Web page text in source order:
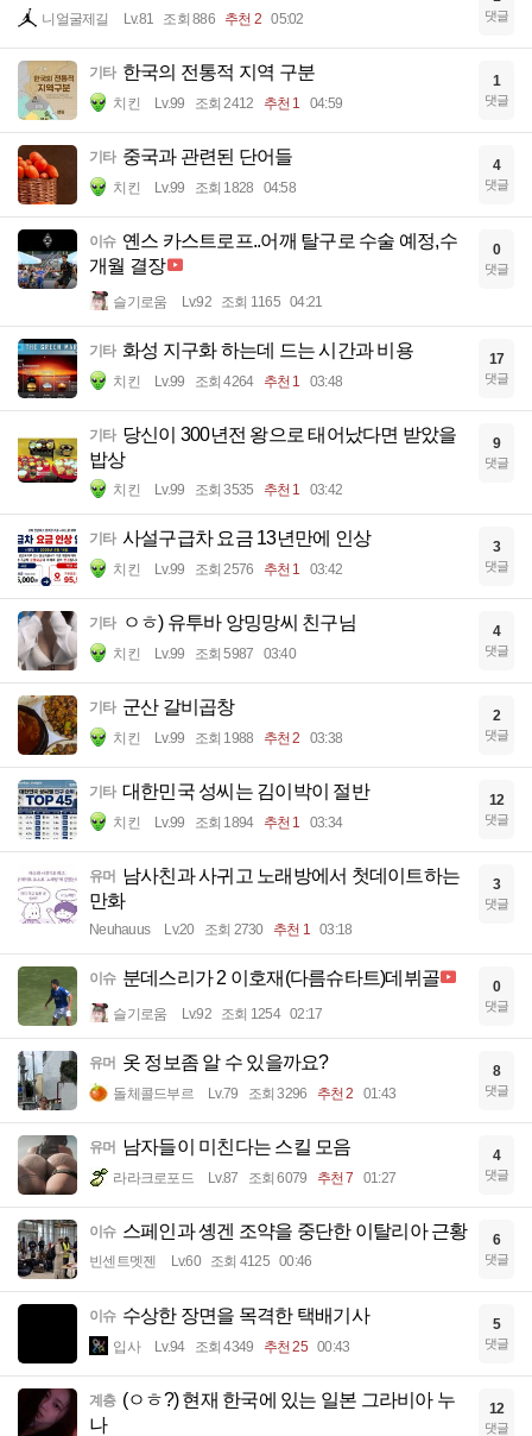
니얼굴제길 Lv.81 조회 886 추천 2 05:02 댓글
기타 한국의 전통적 지역 구분
치킨 Lv.99 조회 2412 추천 1 04:59
1
댓글
기타 중국과 관련된 단어들
치킨 Lv.99 조회 1828 04:58
4
댓글
이슈 옌스 카스트로프..어깨 탈구로 수술 예정,수
개월 결장
슬기로움 Lv.92 조회 1165 04:21
0
댓글
기타 화성 지구화 하는데 드는 시간과 비용
치킨 Lv.99 조회 4264 추천 1 03:48
17
댓글
기타 당신이 300년전 왕으로 태어났다면 받았을
밥상
치킨 Lv.99 조회 3535 추천 1 03:42
9
댓글
기타 사설구급차 요금 13년만에 인상
치킨 Lv.99 조회 2576 추천 1 03:42
3
댓글
기타 ㅇㅎ) 유투바 앙밍망씨 친구님
치킨 Lv.99 조회 5987 03:40
4
댓글
기타 군산 갈비곱창
치킨 Lv.99 조회 1988 추천 2 03:38
2
댓글
기타 대한민국 성씨는 김이박이 절반
치킨 Lv.99 조회 1894 추천 1 03:34
12
댓글
유머 남사친과 사귀고 노래방에서 첫데이트하는
만화
Neuhauus Lv.20 조회 2730 추천 1 03:18
3
댓글
이슈 분데스리가 2 이호재(다름슈타트)데뷔골
슬기로움 Lv.92 조회 1254 02:17
0
댓글
유머 옷 정보좀 알 수 있을까요?
돌체콜드부르 Lv.79 조회 3296 추천 2 01:43
8
댓글
유머 남자들이 미친다는 스킬 모음
라라크로포드 Lv.87 조회 6079 추천 7 01:27
4
댓글
이슈 스페인과 솅겐 조약을 중단한 이탈리아 근황
빈센트멧젠 Lv.60 조회 4125 00:46
6
댓글
이슈 수상한 장면을 목격한 택배기사
입사 Lv.94 조회 4349 추천 25 00:43
5
댓글
계층 (ㅇㅎ?) 현재 한국에 있는 일본 그라비아 누
나
12
댓글